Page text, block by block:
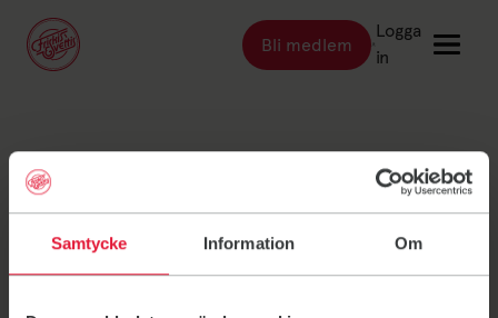
Samtycke Information Om
Länk till: Bli medlem
Bli medlem
Logga
in
Länk till: Träna
Träna
Länk till: Träningsställen
Träningsställen
Länk till: Event & kurser
Event & kurser
Kalmar Rune
Johansson